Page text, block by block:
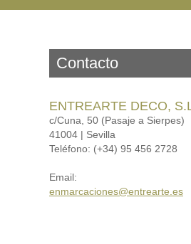
Contacto
ENTREARTE DECO,
c/Cuna, 50 (Pasaje a Sierpes)
41004 | Sevilla
Teléfono: (+34) 95 456 2728
Email:
enmarcaciones@entrearte.es